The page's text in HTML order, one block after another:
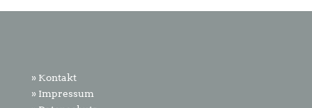
» Kontakt
» Impressum